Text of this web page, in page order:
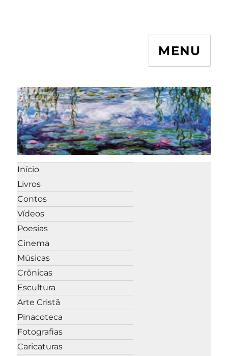
MENU
Início
Livros
Contos
Vídeos
Poesias
Cinema
Músicas
Crônicas
Escultura
Arte Cristã
Pinacoteca
Fotografias
Caricaturas